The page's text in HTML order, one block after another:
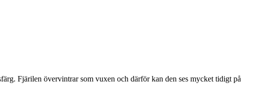
Fjärilen övervintrar som vuxen och därför kan den ses mycket tidigt på